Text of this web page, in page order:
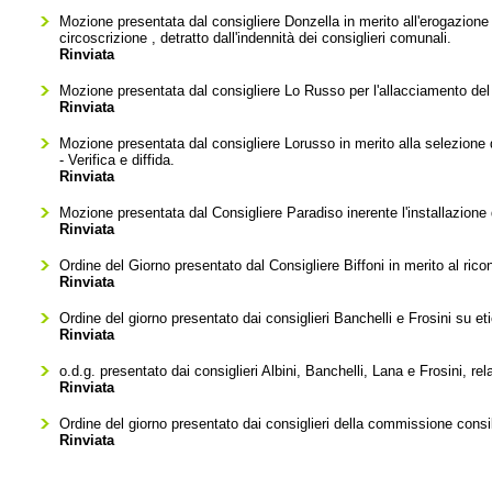
Mozione presentata dal consigliere Donzella in merito
circoscrizione , detratto dall'indennità dei consiglieri comunali.
Rinviata
Mozione presentata dal consigliere Lo Russo per l'allacciamento
Rinviata
Mozione presentata dal consigliere Lorusso in merito alla
- Verifica e diffida.
Rinviata
Mozione presentata dal Consigliere Paradiso inerente
Rinviata
Ordine del Giorno presentato dal Consigliere Biffoni in merito al
Rinviata
Ordine del giorno presentato dai consiglieri Banchelli e Frosini su
Rinviata
o.d.g. presentato dai consiglieri Albini, Banchelli, Lana e Frosini,
Rinviata
Ordine del giorno presentato dai consiglieri della commissione
Rinviata